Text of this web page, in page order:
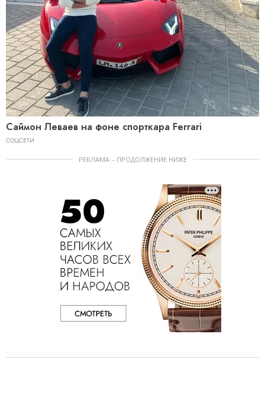
Саймон Леваев на фоне спорткара Ferrari
СОЦСЕТИ
РЕКЛАМА – ПРОДОЛЖЕНИЕ НИЖЕ